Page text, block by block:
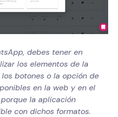
debes tener en
los elementos de la
botones o la opción de
en la web y en el
la aplicación
con dichos formatos.